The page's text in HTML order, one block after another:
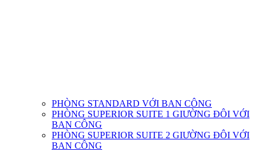
PHÒNG STANDARD VỚI BAN CÔNG
PHÒNG SUPERIOR SUITE 1 GIƯỜNG ĐÔI VỚI
BAN CÔNG
PHÒNG SUPERIOR SUITE 2 GIƯỜNG ĐÔI VỚI
BAN CÔNG